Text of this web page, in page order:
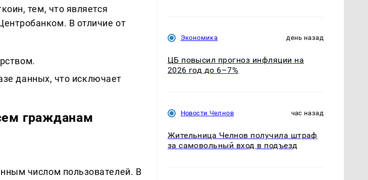
тем, что является
В отличие от
данных, что исключает
гражданам
числом пользователей. В
Экономика день назад
ЦБ повысил прогноз инфляции на
2026 год до 6–7%
Новости Челнов час назад
Жительница Челнов получила штраф
за самовольный вход в подъезд